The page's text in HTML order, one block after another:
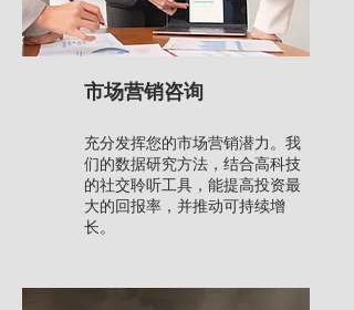
市场营销咨询
充分发挥您的市场营销潜力。我
们的数据研究方法，结合高科技
的社交聆听工具，能提高投资最
大的回报率，并推动可持续增
长。